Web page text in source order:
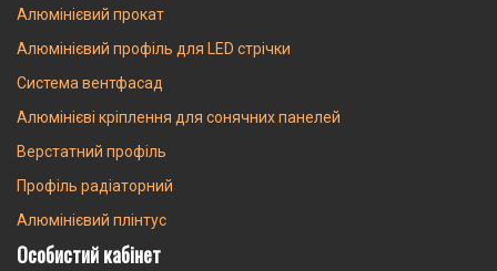
Алюмінієвий прокат
Алюмінієвий профіль для LED стрічки
Система вентфасад
Алюмінієві кріплення для сонячних панелей
Верстатний профіль
Профіль радіаторний
Алюмінієвий плінтус
Особистий кабінет